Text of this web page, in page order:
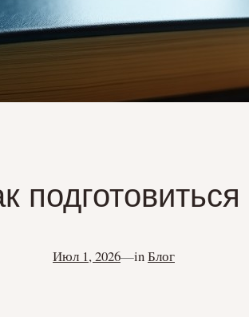
Июл 1, 2026—inБлог